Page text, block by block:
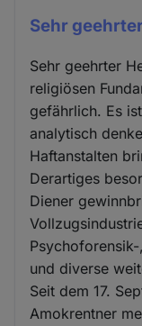
Sehr
Sehr geehrter
religiösen
gefährlich. Es
analytisch
Haftanstalten
Derartiges
Diener
und diverse
Seit dem 17.
Amokrentner